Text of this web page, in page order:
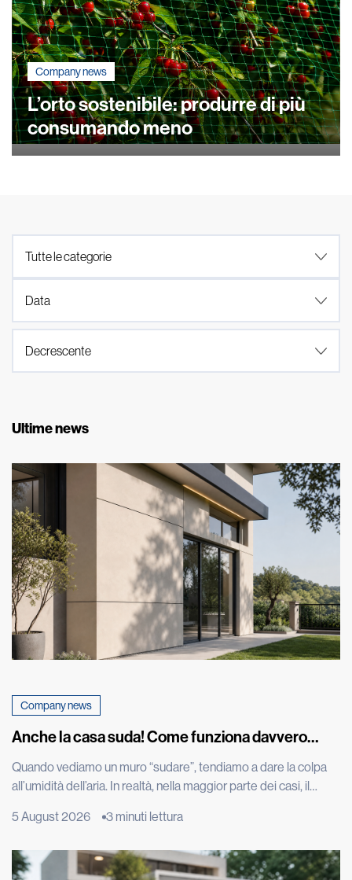
Company news
L’orto sostenibile: produrre di più
consumando meno
Ultime news
Company news
Anche la casa suda! Come funziona davvero
Quando vediamo un muro “sudare”, tendiamo a dare la colpa
all’umidità dell’aria. In realtà, nella maggior parte dei casi, il
poggia l’edificio. È qui che inizia un lento processo fisico,
murature e intonaci. Il fenomeno, estremamente […]
5 August 2026 3 minuti lettura